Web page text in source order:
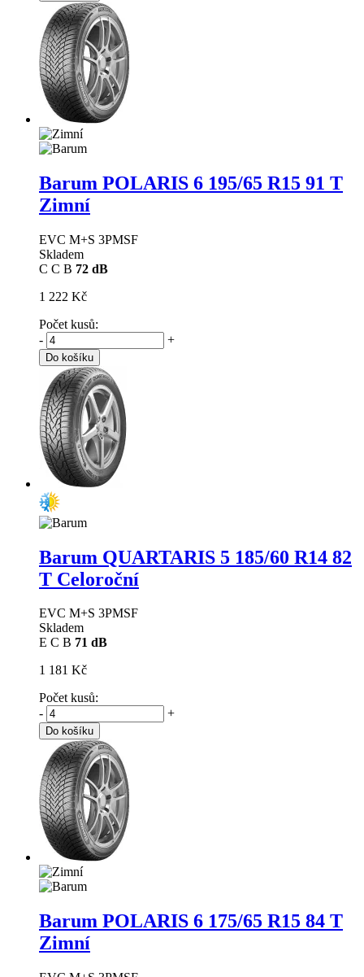
Barum POLARIS 6 195/65 R15 91 T
Zimní
EVC M+S 3PMSF
Skladem
C C B 72 dB
1 222 Kč
Počet kusů:
-
+
Do košíku
Barum QUARTARIS 5 185/60 R14 82
T Celoroční
EVC M+S 3PMSF
Skladem
E C B 71 dB
1 181 Kč
Počet kusů:
-
+
Do košíku
Barum POLARIS 6 175/65 R15 84 T
Zimní